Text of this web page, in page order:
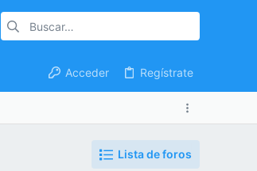
Acceder Regístrate
Lista de foros